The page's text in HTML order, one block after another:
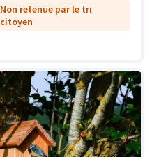
Non retenue par le tri
citoyen